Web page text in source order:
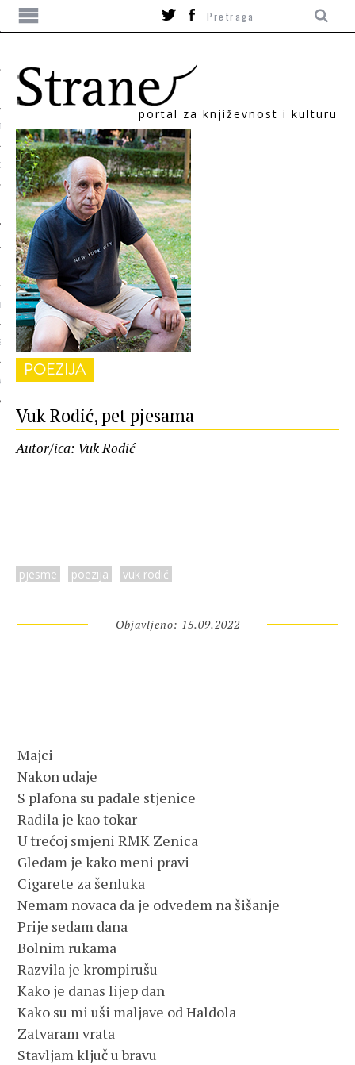
portal za književnost i kulturu
POEZIJA
Vuk Rodić, pet pjesama
Autor/ica: Vuk Rodić
pjesme poezija vuk rodić
Objavljeno: 15.09.2022
Majci
Nakon udaje
S plafona su padale stjenice
Radila je kao tokar
U trećoj smjeni RMK Zenica
Gledam je kako meni pravi
Cigarete za šenluka
Nemam novaca da je odvedem na šišanje
Prije sedam dana
Bolnim rukama
Razvila je krompirušu
Kako je danas lijep dan
Kako su mi uši maljave od Haldola
Zatvaram vrata
Stavljam ključ u bravu